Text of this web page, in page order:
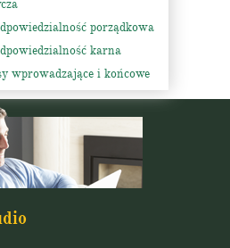
porządkowa
karna
wprowadzające i końcowe